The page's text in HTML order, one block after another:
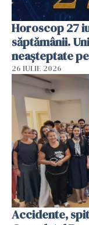
Horoscop 27
săptămânii.
neașteptate
26 IULIE 2026
Accidente,